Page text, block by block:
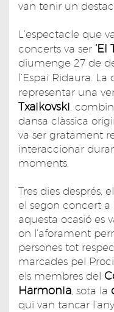
van tenir un
L’espectacle que
concerts va ser ‘El
diumenge 27 de
l’Espai Ridaura.
representar una
Txaikovski,
dansa clàssica
va ser gratament
interaccionar
moments.
Tres dies després,
el segon concert a
aquesta ocasió es
on l’aforament
persones tot
marcades pel
els membres del
Harmonia, sota la
qui van tancar